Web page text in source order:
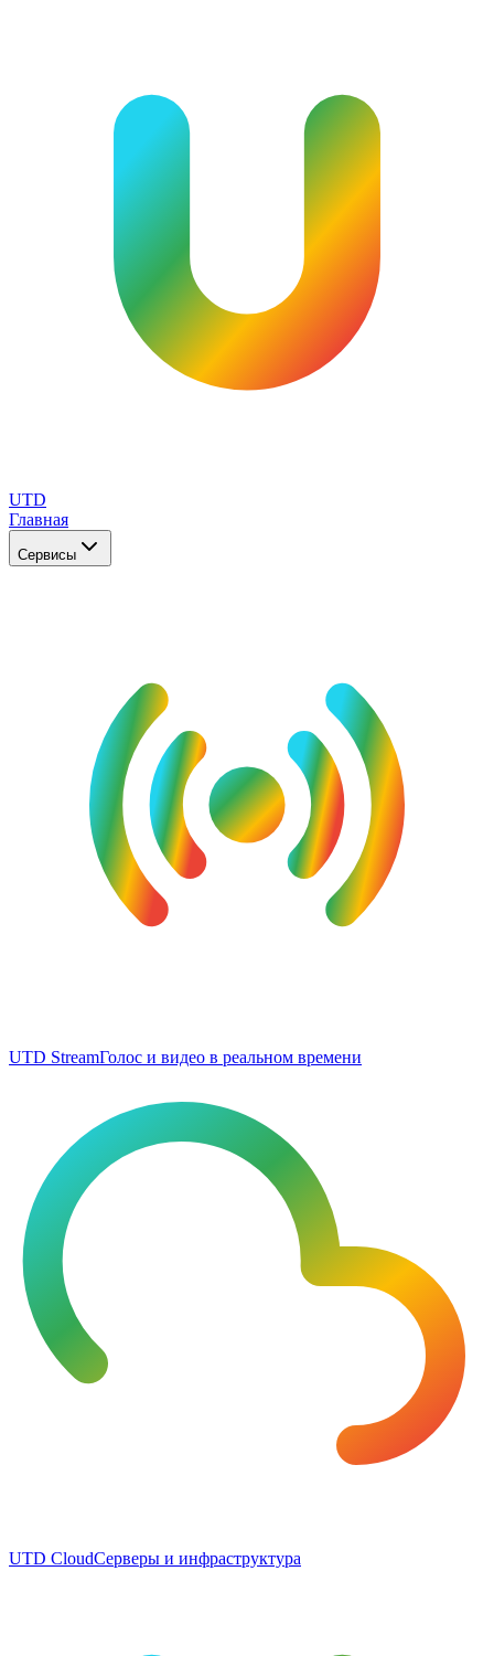
UTD
Главная
Сервисы
UTD StreamГолос и видео в реальном времени
UTD CloudСерверы и инфраструктура